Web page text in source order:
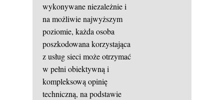
wykonywane niezależnie i
na możliwie najwyższym
poziomie, każda osoba
poszkodowana korzystająca
z usług sieci może otrzymać
w pełni obiektywną i
kompleksową opinię
techniczną, na podstawie